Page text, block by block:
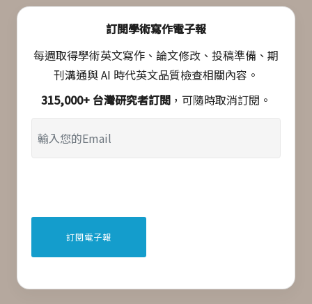
訂閱學術寫作電子報
每週取得學術英文寫作、論文修改、投稿準備、期
刊溝通與 AI 時代英文品質檢查相關內容。
315,000+ 台灣研究者訂閱 ，可隨時取消訂閱。